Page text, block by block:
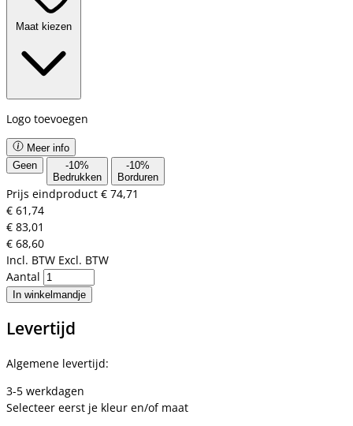
Maat kiezen
Logo toevoegen
Meer info
Geen
-10%
Bedrukken
-10%
Borduren
Prijs eindproduct € 74,71
€ 61,74
€ 83,01
€ 68,60
Incl. BTW Excl. BTW
Aantal
In winkelmandje
Levertijd
Algemene levertijd:
3-5 werkdagen
Selecteer eerst je kleur en/of maat